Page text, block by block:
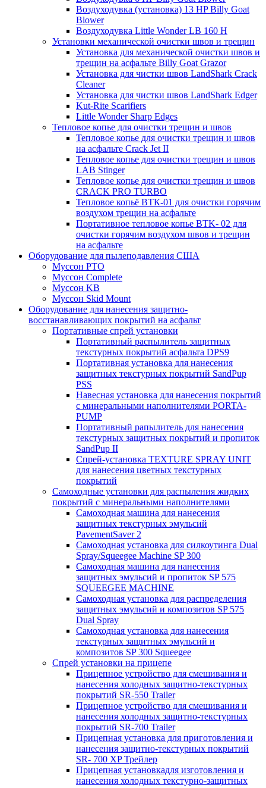
Воздуходувка (установка) 13 HP Billy Goat
Blower
Воздуходувка Little Wonder LB 160 H
Установки механической очистки швов и трещин
Установка для механической очистки швов и
трещин на асфальте Billy Goat Grazor
Установка для чистки швов LandShark Crack
Cleaner
Установка для чистки швов LandShark Edger
Kut-Rite Scarifiers
Little Wonder Sharp Edges
Тепловое копье для очистки трещин и швов
Тепловое копье для очистки трещин и швов
на асфальте Crack Jet II
Тепловое копье для очистки трещин и швов
LAB Stinger
Тепловое копье для очистки трещин и швов
CRACK PRO TURBO
Тепловое копьё ВТК-01 для очистки горячим
воздухом трещин на асфальте
Портативное тепловое копье BTK- 02 для
очистки горячим воздухом швов и трещин
на асфальте
Оборудование для пылеподавления США
Муссон PTO
Муссон Complete
Муссон KB
Муссон Skid Mount
Оборудование для нанесения защитно-
восстанавливающих покрытий на асфальт
Портативные спрей установки
Портативный распылитель защитных
текстурных покрытий асфальта DPS9
Портативная установка для нанесения
защитных текстурных покрытий SandPup
PSS
Навесная установка для нанесения покрытий
с минеральными наполнителями PORTA-
PUMP
Портативный рапылитель для нанесения
текстурных защитных покрытий и пропиток
SandPup II
Спрей-установка TEXTURE SPRAY UNIT
для нанесения цветных текстурных
покрытий
Самоходные установки для распыления жидких
покрытий с минеральными наполнителями
Самоходная машина для нанесения
защитных текстурных эмульсий
PavementSaver 2
Самоходная установка для силкоутинга Dual
Spray/Squeegee Machine SP 300
Самоходная машина для нанесения
защитных эмульсий и пропиток SP 575
SQUEEGEE MACHINE
Самоходная установка для распределения
защитных эмульсий и композитов SP 575
Dual Spray
Самоходная установка для нанесения
текстурных защитных эмульсий и
композитов SP 300 Squeegee
Спрей установки на прицепе
Прицепное устройство для смешивания и
нанесения холодных защитно-текстурных
покрытий SR-550 Trailer
Прицепное устройство для смешивания и
нанесения холодных защитно-текстурных
покрытий SR-700 Trailer
Прицепная установка для приготовления и
нанесения защитно-текстурных покрытий
SR- 700 XP Трейлер
Прицепная установкадля изготовления и
нанесения холодных текстурно-защитных